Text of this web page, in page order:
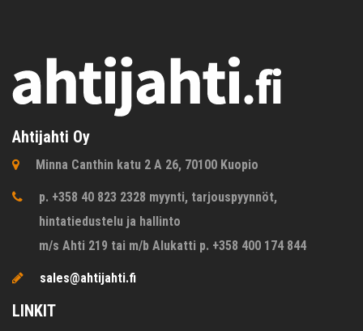
Ahtijahti Oy
Minna Canthin katu 2 A 26, 70100 Kuopio
p. +358 40 823 2328 myynti, tarjouspyynnöt,
hintatiedustelu ja hallinto
m/s Ahti 219 tai m/b Alukatti p. +358 400 174 844
sales@ahtijahti.fi
LINKIT